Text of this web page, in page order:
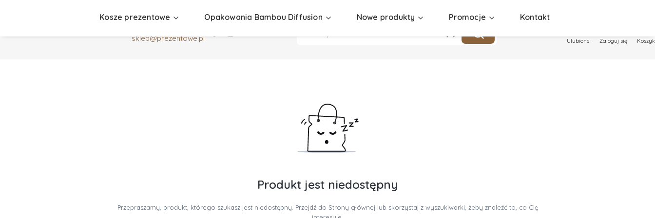
sklep@prezentowe.pl
WyczyśćSzukaj Ulubione Zaloguj się Koszyk
Kosze prezentowe Opakowania Bambou Diffusion Nowe produkty Promocje Kontakt
Produkt jest niedostępny
Przepraszamy, produkt, którego szukasz jest niedostępny. Przejdź do Strony głównej lub skorzystaj z wyszukiwarki, żeby znaleźć to, co Cię